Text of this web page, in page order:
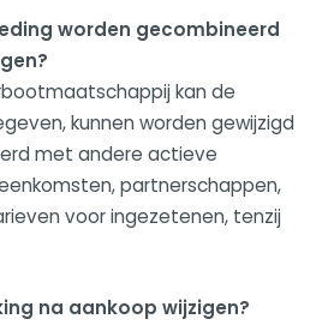
worden gecombineerd
kan de
kunnen worden gewijzigd
met andere actieve
partnerschappen,
voor ingezetenen, tenzij
na aankoop wijzigen?